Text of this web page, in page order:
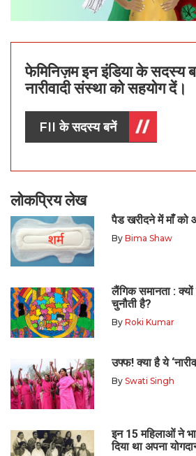
फेमिनिज़म इन इंडिया के सदस्य
नारीवादी संस्था को सहयोग दें।
FII के सदस्य बनें
लोकप्रिय लेख
पैड खरीदने में माँ को
By Bima Shaw
लैंगिक समानता :
चुनौती है?
By Roki Kumar
उफ्फ! क्या है ये
By Swati Singh
इन 15 महिलाओं ने
दिया था अपना